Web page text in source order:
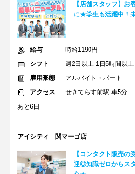
【店舗スタッフ】お
に★学生も活躍中！
給与
時給1190円
シフト
週2日以上 1日5時間以上
雇用形態
アルバイト・パート
アクセス
せきてらす前駅 車5分
あと6日
アイシティ 関マーゴ店
【コンタクト販売の
迎◎知識ゼロからス